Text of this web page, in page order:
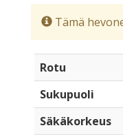
Tämä
Rotu
Sukupuoli
Säkäkorkeus